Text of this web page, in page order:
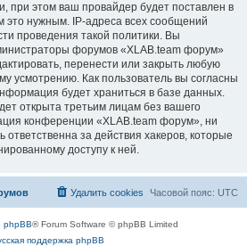
при этом ваш провайдер будет поставлен в
это нужным. IP-адреса всех сообщений
проведения такой политики. Вы
форумов «XLAB.team форум»
перенести или закрыть любую
усмотрению. Как пользователь вы согласны
будет храниться в базе данных.
открыта третьим лицам без вашего
конференции «XLAB.team форум», ни
за действия хакеров, которые
доступу к ней.
Часовой пояс: UTC
Удалить cookies
phpBB® Forum Software © phpBB Limited
поддержка phpBB